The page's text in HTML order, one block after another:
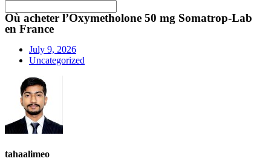
Où acheter l’Oxymetholone 50 mg Somatrop-Lab
en France
July 9, 2026
Uncategorized
tahaalimeo